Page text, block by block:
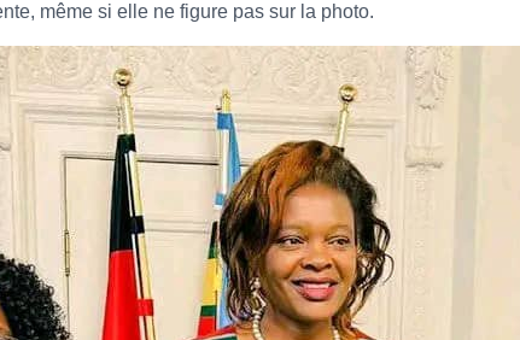
même si elle ne figure pas sur la photo.